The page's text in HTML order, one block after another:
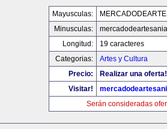
Mayusculas:
Minusculas:
Longitud:
19 caracteres
Categorias:
Artes y Cultura
Precio:
Realizar una oferta!
Visitar!
Serán consideradas